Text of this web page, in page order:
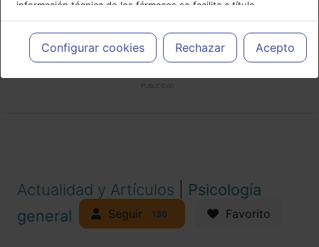
información técnica de los fármacos se facilita a título
meramente informativo, siendo responsabilidad de los
profesionales facultados prescribir medicamentos y decidir, en
cada caso concreto, el tratamiento más adecuado a las
necesidades del paciente.
Configurar cookies Rechazar Acepto
Actualidad y Artículos
Psicología
general
Seguir 130 Favorito